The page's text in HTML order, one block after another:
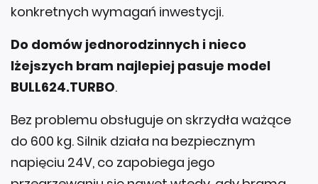
konkretnych wymagań inwestycji.
Do domów jednorodzinnych i nieco
lżejszych bram najlepiej pasuje model
BULL624.TURBO.
Bez problemu obsługuje on skrzydła ważące
do 600 kg. Silnik działa na bezpiecznym
napięciu 24V, co zapobiega jego